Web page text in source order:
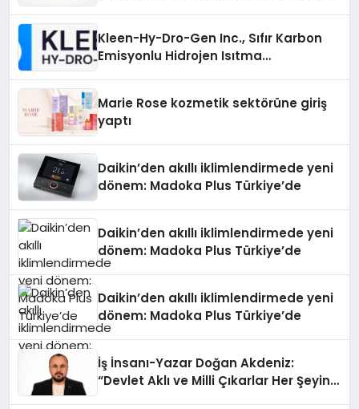
Kleen-Hy-Dro-Gen Inc., Sıfır Karbon
Emisyonlu Hidrojen Isıtma
Marie Rose kozmetik sektörüne giriş
yaptı
Daikin’den akıllı iklimlendirmede yeni
dönem: Madoka Plus Türkiye’de
Daikin’den akıllı iklimlendirmede yeni
dönem: Madoka Plus Türkiye’de
Daikin’den akıllı iklimlendirmede yeni
dönem: Madoka Plus Türkiye’de
İş İnsanı-Yazar Doğan Akdeniz:
“Devlet Aklı ve Milli Çıkarlar Her Şeyin